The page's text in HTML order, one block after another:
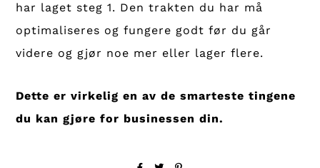
har laget steg 1. Den trakten du har må
optimaliseres og fungere godt før du går
videre og gjør noe mer eller lager flere.
Dette er virkelig en av de smarteste tingene
du kan gjøre for businessen din.